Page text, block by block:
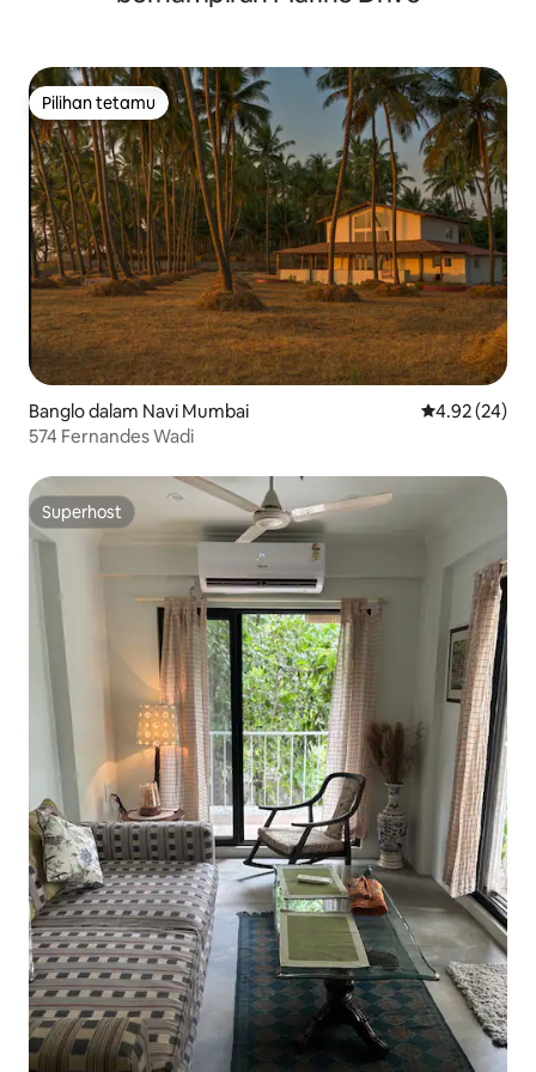
Pilihan tetamu
Pilihan tetamu
Banglo dalam Navi Mumbai Penarafan
4.92 (24)
574 Fernandes Wadi
Superhost
Superhost